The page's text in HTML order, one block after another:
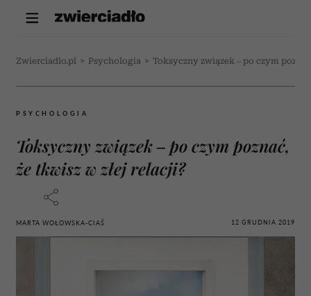
Zwierciadlo.pl > Psychologia > Toksyczny związek – po czym
PSYCHOLOGIA
Toksyczny związek – po czym poznać,
że tkwisz w złej relacji?
MARTA WOŁOWSKA-CIAŚ 12 GRUDNIA 2019